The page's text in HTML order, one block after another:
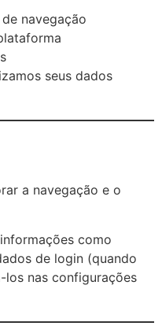
navegação
seus dados
a navegação e o
como
de login (quando
los nas configurações